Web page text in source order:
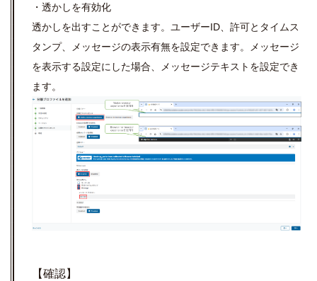
・透かしを有効化
透かしを出すことができます。ユーザーID、許可とタイムス
タンプ、メッセージの表示有無を設定できます。メッセージ
を表示する設定にした場合、メッセージテキストを設定でき
ます。
【確認】